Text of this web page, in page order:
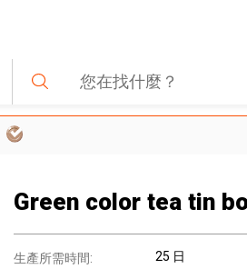
Green color tea tin
生產所需時間: 25 日